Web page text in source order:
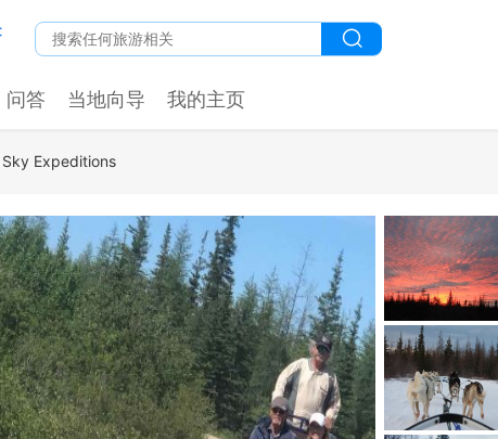
问答 当地向导 我的主页
Sky Expeditions